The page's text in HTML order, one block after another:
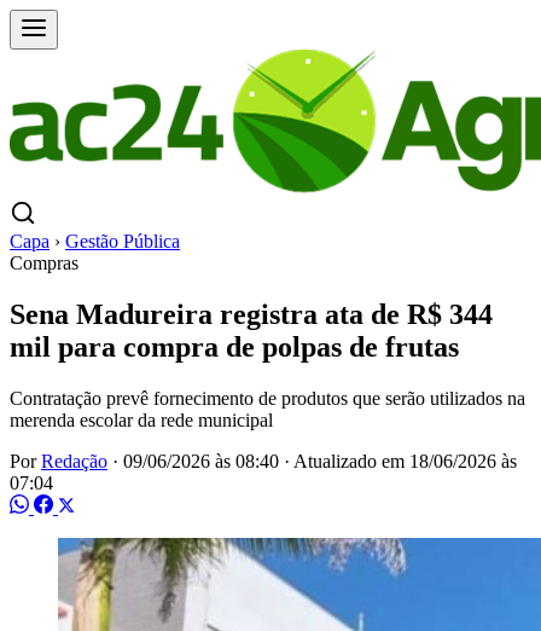
Capa › Gestão Pública
Compras
Sena Madureira registra ata de R$ 344
mil para compra de polpas de frutas
Contratação prevê fornecimento de produtos que serão utilizados na
merenda escolar da rede municipal
PorRedação · 09/06/2026 às 08:40 · Atualizado em 18/06/2026 às
07:04